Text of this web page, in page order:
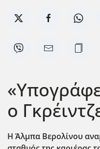
ο
Η Άλμπα Βερολίνου